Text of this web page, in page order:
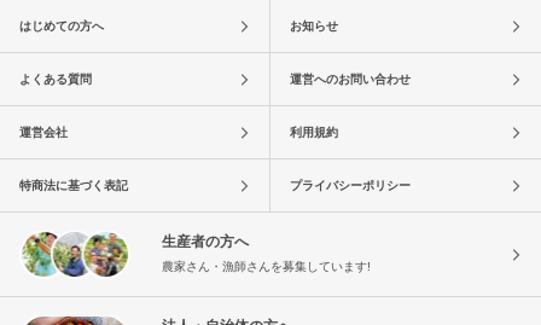
はじめての方へ お知らせ
よくある質問 運営へのお問い合わせ
運営会社 利用規約
特商法に基づく表記 プライバシーポリシー
生産者の方へ
農家さん・漁師さんを募集しています!